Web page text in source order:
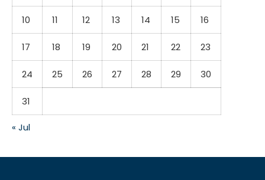
10 11 12 13 14 15 16
17 18 19 20 21 22 23
24 25 26 27 28 29 30
31
« Jul